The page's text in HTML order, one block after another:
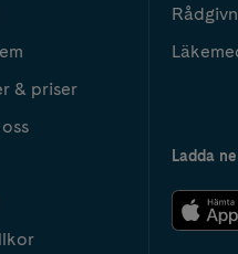
& priser
Ladda